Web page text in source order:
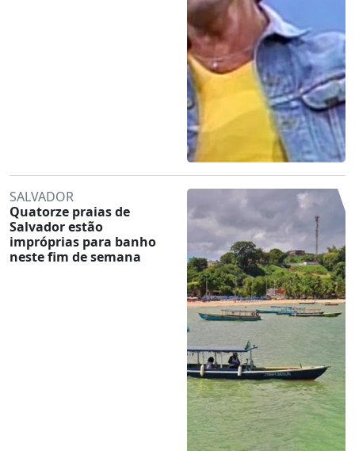
SALVADOR
Quatorze praias de
Salvador estão
impróprias para banho
neste fim de semana